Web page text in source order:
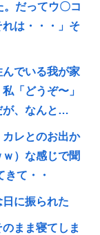
だってウ〇コ
は・・・」そ
んでいる我が家
「どうぞ〜」
が、なんと…
カレとのお出か
）な感じで聞
て・・
に振られた
まま寝てしま